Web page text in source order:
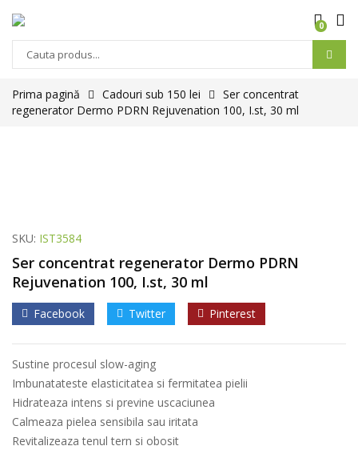
0
Prima pagină Cadouri sub 150 lei
Ser concentrat
regenerator Dermo PDRN Rejuvenation 100, I.st, 30 ml
SKU: IST3584
Ser concentrat regenerator Dermo PDRN
Rejuvenation 100, I.st, 30 ml
Facebook Twitter Pinterest
Sustine procesul slow-aging
Imbunatateste elasticitatea si fermitatea pielii
Hidrateaza intens si previne uscaciunea
Calmeaza pielea sensibila sau iritata
Revitalizeaza tenul tern si obosit